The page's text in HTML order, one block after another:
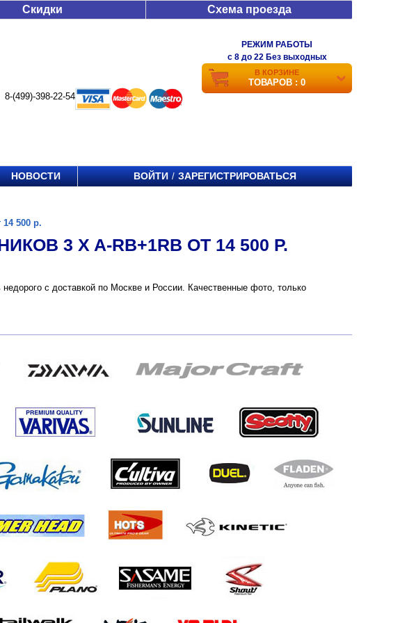
Скидки Схема проезда
8-(499)-398-22-54
РЕЖИМ РАБОТЫ
c 8 до 22 Без выходных
В КОРЗИНЕ
ТОВАРОВ : 0
НОВОСТИ ВОЙТИ / ЗАРЕГИСТРИРОВАТЬСЯ
500 р.
3 X A-RB+1RB ОТ 14 500 Р.
с доставкой по Москве и России. Качественные фото, только